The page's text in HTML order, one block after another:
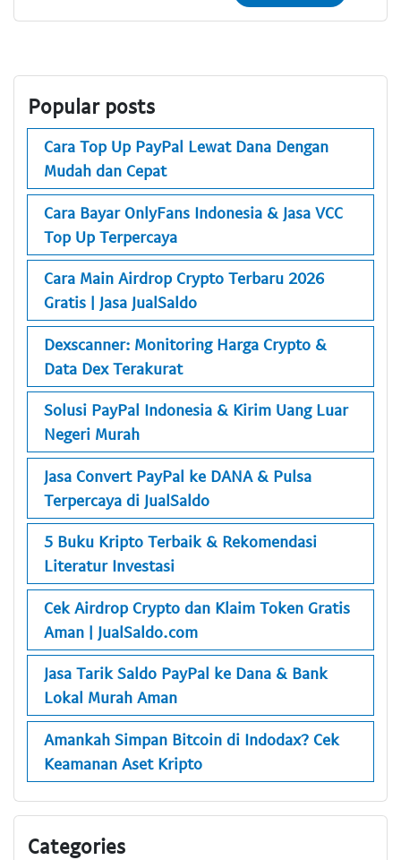
Popular posts
Cara Top Up PayPal Lewat Dana Dengan
Mudah dan Cepat
Cara Bayar OnlyFans Indonesia & Jasa VCC
Top Up Terpercaya
Cara Main Airdrop Crypto Terbaru 2026
Gratis | Jasa JualSaldo
Dexscanner: Monitoring Harga Crypto &
Data Dex Terakurat
Solusi PayPal Indonesia & Kirim Uang Luar
Negeri Murah
Jasa Convert PayPal ke DANA & Pulsa
Terpercaya di JualSaldo
5 Buku Kripto Terbaik & Rekomendasi
Literatur Investasi
Cek Airdrop Crypto dan Klaim Token Gratis
Aman | JualSaldo.com
Jasa Tarik Saldo PayPal ke Dana & Bank
Lokal Murah Aman
Amankah Simpan Bitcoin di Indodax? Cek
Keamanan Aset Kripto
Categories